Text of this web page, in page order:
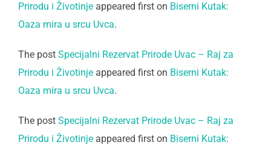
Prirodu i Životinje appeared first on Biserni Kutak:
Oaza mira u srcu Uvca.
The post Specijalni Rezervat Prirode Uvac – Raj za
Prirodu i Životinje appeared first on Biserni Kutak:
Oaza mira u srcu Uvca.
The post Specijalni Rezervat Prirode Uvac – Raj za
Prirodu i Životinje appeared first on Biserni Kutak: